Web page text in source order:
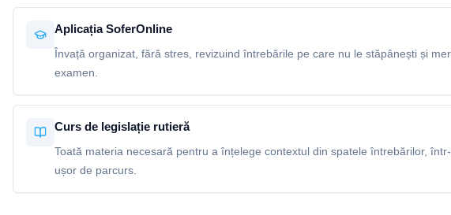
Aplicația SoferOnline
Învață organizat, fără stres, revizuind întrebările pe care nu le stăpânești și
examen.
Curs de legislație rutieră
Toată materia necesară pentru a înțelege contextul din spatele întrebărilor,
ușor de parcurs.